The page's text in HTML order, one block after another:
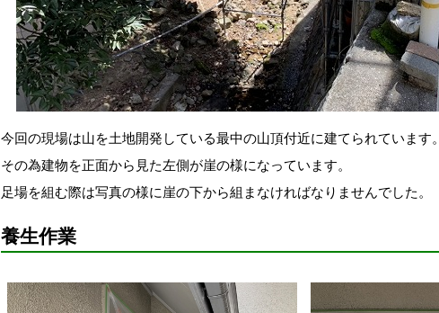
今回の現場は山を土地開発している最中の山頂付近に建てられています。
その為建物を正面から見た左側が崖の様になっています。
足場を組む際は写真の様に崖の下から組まなければなりませんでした。
養生作業